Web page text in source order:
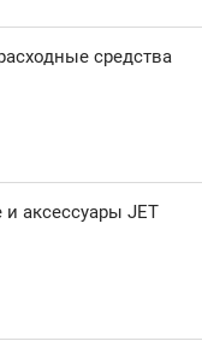
средства
аксессуары JET